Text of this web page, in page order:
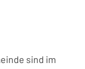
sind im